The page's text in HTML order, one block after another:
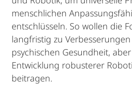
menschlichen
entschlüsseln. So wollen die
langfristig zu
psychischen Gesundheit,
Entwicklung robusterer
beitragen.